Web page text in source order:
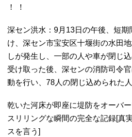
！ ！
深セン洪水：9月13日の午後、短期
け、深セン市宝安区十堰街の水田
しが発生し、一部の人や車が閉じ
受け取った後、深センの消防司令
動を行い、78人の閉じ込められた
乾いた河床が即座に堤防をオーバ
スリリングな瞬間の完全な記録[真
スを言う]